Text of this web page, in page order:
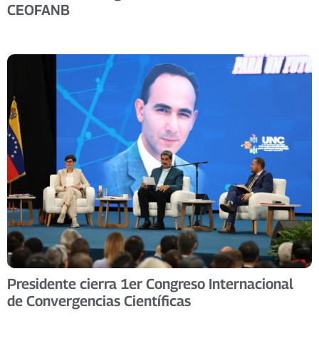
CEOFANB
Presidente cierra 1er Congreso Internacional
de Convergencias Científicas